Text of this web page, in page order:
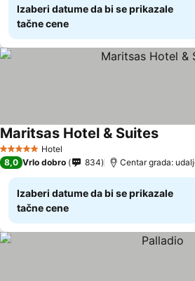
Izaberi datume da bi se prikazale
tačne cene
5 ZvezdiceHotel
Maritsas Hotel & Suites
8,0 Vrlo dobro 834 Centar grada:
Izaberi datume da bi se prikazale
tačne cene